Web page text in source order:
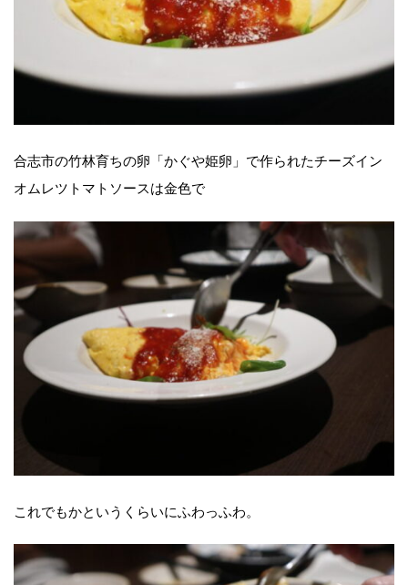
合志市の竹林育ちの卵「かぐや姫卵」で作られたチーズイン
オムレツトマトソースは金色で
これでもかというくらいにふわっふわ。